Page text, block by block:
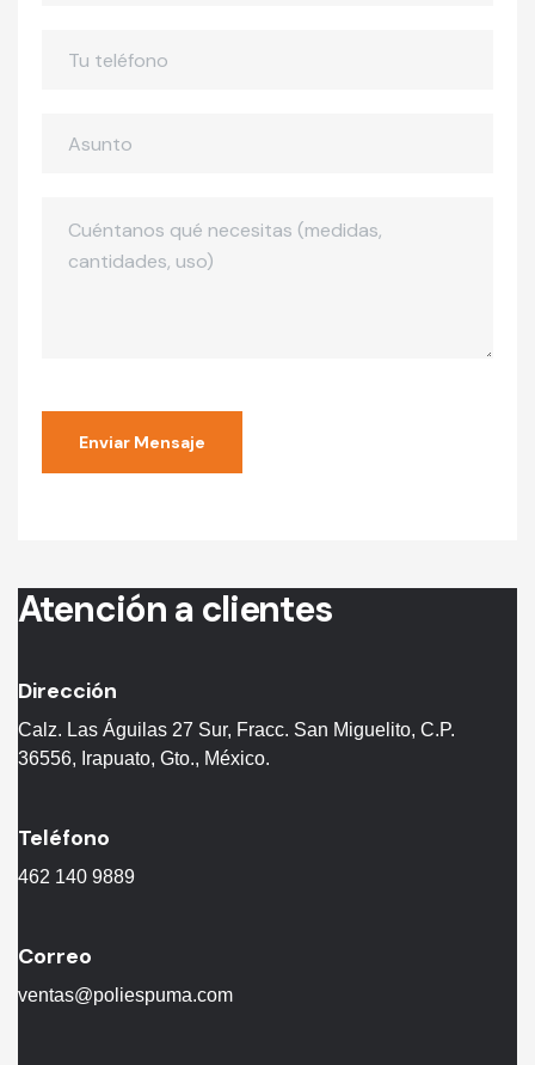
Atención a clientes
Dirección
Calz. Las Águilas 27 Sur, Fracc. San Miguelito, C.P.
36556, Irapuato, Gto., México.
Teléfono
462 140 9889
Correo
ventas@poliespuma.com